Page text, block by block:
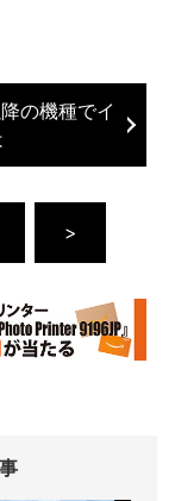
の機種でイ
>